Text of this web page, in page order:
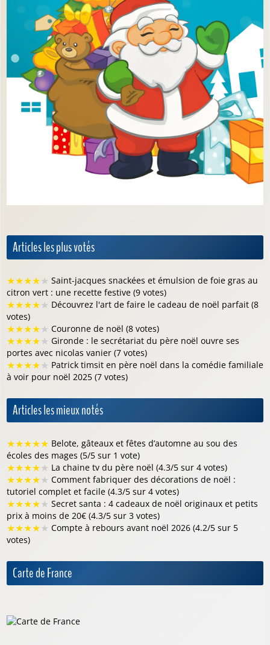
Articles les plus votés
★★★★★ Saint-jacques snackées et émulsion de foie gras au
citron vert : une recette festive (9 votes)
★★★★★ Découvrez l'art de faire le cadeau de noël parfait (8
votes)
★★★★★ Couronne de noël (8 votes)
★★★★★ Gironde : le secrétariat du père noël ouvre ses
portes avec nicolas vanier (7 votes)
★★★★★ Patrick timsit en père noël dans la comédie familiale
à voir pour noël 2025 (7 votes)
Articles les mieux notés
★★★★★ Belote, gâteaux et fêtes d’automne au sou des
écoles des mages (5/5 sur 1 vote)
★★★★★ La chaine tv du père noël (4.3/5 sur 4 votes)
★★★★★ Comment fabriquer des décorations de noël :
tutoriel complet et facile (4.3/5 sur 4 votes)
★★★★★ Secret santa : 4 cadeaux de noël originaux et petits
prix à moins de 20€ (4.3/5 sur 3 votes)
★★★★★ Compte à rebours avant noël 2026 (4.2/5 sur 5
votes)
Carte de France